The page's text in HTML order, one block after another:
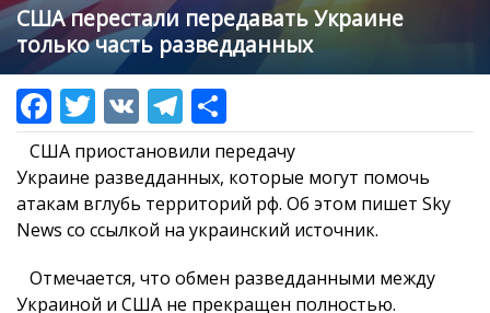
США перестали передавать Украине
только часть разведданных
США приостановили передачу
Украине разведданных, которые могут помочь
атакам вглубь территорий рф. Об этом пишет Sky
News со ссылкой на украинский источник.
Отмечается, что обмен разведданными между
Украиной и США не прекращен полностью.